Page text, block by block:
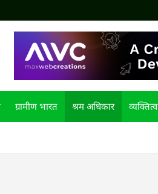
ग्रामीण भारत श्रम अधिकार व्यक्तित्व